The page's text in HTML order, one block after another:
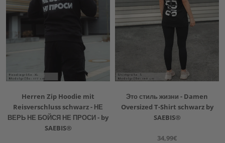
Herren Zip Hoodie mit
Reisverschluss schwarz - НЕ
ВЕРЬ НЕ БОЙСЯ НЕ ПРОСИ - by
SAEBIS®
Это стиль жизни - Damen
Oversized T-Shirt schwarz by
SAEBIS®
34,99€